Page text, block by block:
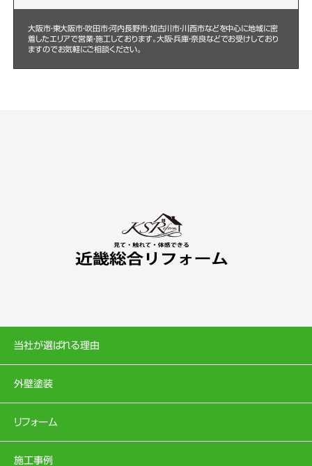
大阪市・東大阪市・吹田市・河内長野市・加古川市・川西市などを中心に地域に密
着したエリアで営業・施工しております。大阪・兵庫・奈良などでお受けしており
ますのでお気軽にご相談ください。
当社が選ばれる理由
外壁塗装
リフォーム
施工事例